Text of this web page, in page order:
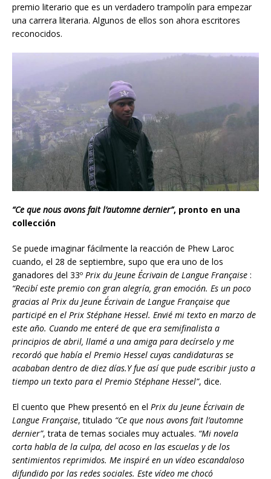
premio literario que es un verdadero trampolín para empezar
una carrera literaria. Algunos de ellos son ahora escritores
reconocidos.
“Ce que nous avons fait l’automne dernier”, pronto en una
collección
Se puede imaginar fácilmente la reacción de Phew Laroc
cuando, el 28 de septiembre, supo que era uno de los
ganadores del 33º Prix du Jeune Écrivain de Langue Française :
“Recibí este premio con gran alegría, gran emoción. Es un poco
gracias al Prix du Jeune Écrivain de Langue Française que
participé en el Prix Stéphane Hessel. Envié mi texto en marzo de
este año. Cuando me enteré de que era semifinalista a
principios de abril, llamé a una amiga para decírselo y me
recordó que había el Premio Hessel cuyas candidaturas se
acababan dentro de diez días.Y fue asíque pude escribir justo a
tiempo un texto para el Premio Stéphane Hessel”, dice.
El cuento que Phew presentó en el Prix du Jeune Écrivain de
Langue Française, titulado “Ce que nous avons fait l’automne
dernier”, trata de temas sociales muy actuales. “Mi novela
corta habla de la culpa, del acoso en las escuelas y de los
sentimientos reprimidos. Me inspiré en un vídeo escandaloso
difundido por las redes sociales. Este vídeo me chocó